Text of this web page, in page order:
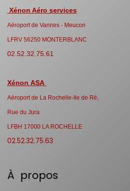
Xénon Aéro services
Aéroport de Vannes - Meucon
LFRV 56250 MONTERBLANC
02.52.32.75.61
Xénon ASA
Aéroport de La Rochelle-Ile de Ré,
Rue du Jura
LFBH 17000 LA ROCHELLE
02.52.32.75.63
À propos